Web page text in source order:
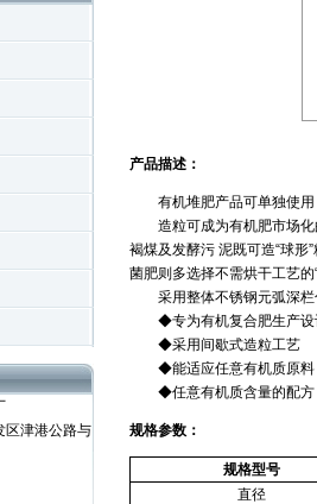
区津港公路与
产品描述：
有机堆肥产品可单独使用
造粒可成为有机肥市场化的
褐煤及发酵污 泥既可造“球形
菌肥则多选择不需烘干工艺的
采用整体不锈钢元弧深栏
◆专为有机复合肥生产设
◆采用间歇式造粒工艺
◆能适应任意有机质原料
◆任意有机质含量的配方
规格参数：
规格型号
直径